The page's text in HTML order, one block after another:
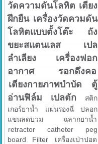
วัดความดันโลหิต เตียง
ฝึกยืน เครื่องวัดควมดัน
โลหิตแบบตั้งโต๊ะ
ถัง
ขยะสแตนเลส
เปล
ลำเลียง
เครื่องฟอก
อากาศ
รอกดึงคอ
เตียงกายภาพบำบัด
ตู้
อ่านฟิล์ม
เปลตัก
สติก
เกอร์ยาน้ำ
แผ่นรองฉี่
ปลอก
แขนลดบวม
ฉลากยาน้ำ
retractor
catheter
peg
board
Filter
เครื่องเป่าปอด